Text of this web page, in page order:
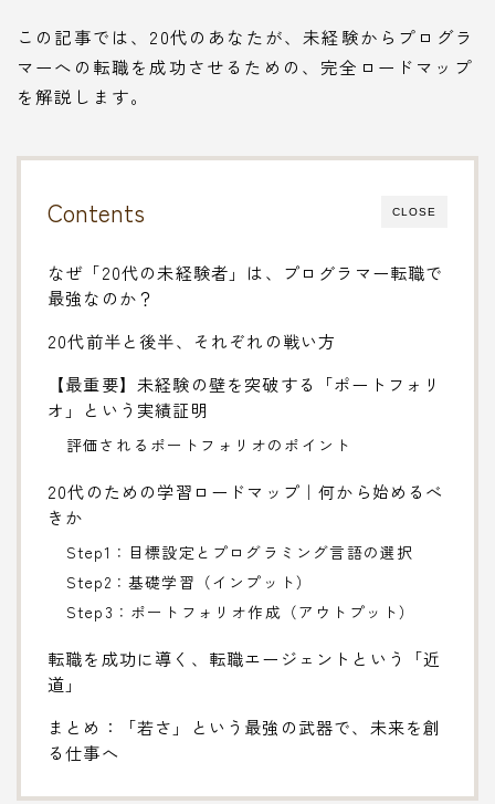
この記事では、20代のあなたが、未経験からプログラ
マーへの転職を成功させるための、完全ロードマップ
を解説します。
CLOSE
Contents
なぜ「20代の未経験者」は、プログラマー転職で
最強なのか？
20代前半と後半、それぞれの戦い方
【最重要】未経験の壁を突破する「ポートフォリ
オ」という実績証明
評価されるポートフォリオのポイント
20代のための学習ロードマップ｜何から始めるべ
きか
Step1：目標設定とプログラミング言語の選択
Step2：基礎学習（インプット）
Step3：ポートフォリオ作成（アウトプット）
転職を成功に導く、転職エージェントという「近
道」
まとめ：「若さ」という最強の武器で、未来を創
る仕事へ